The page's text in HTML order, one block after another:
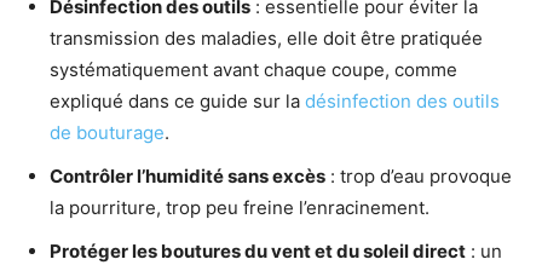
Désinfection des outils : essentielle pour éviter la
transmission des maladies, elle doit être pratiquée
systématiquement avant chaque coupe, comme
expliqué dans ce guide sur la désinfection des outils
de bouturage.
Contrôler l’humidité sans excès : trop d’eau provoque
la pourriture, trop peu freine l’enracinement.
Protéger les boutures du vent et du soleil direct : un